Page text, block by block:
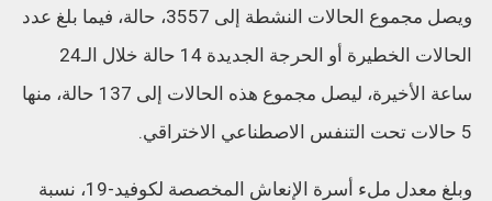
ويصل مجموع الحالات النشطة إلى 3557، حالة، فيما بلغ عدد
الحالات الخطيرة أو الحرجة الجديدة 14 حالة خلال الـ24
ساعة الأخيرة، ليصل مجموع هذه الحالات إلى 137 حالة، منها
5 حالات تحت التنفس الاصطناعي الاختراقي.
وبلغ معدل ملء أسرة الإنعاش المخصصة لكوفيد-19، نسبة